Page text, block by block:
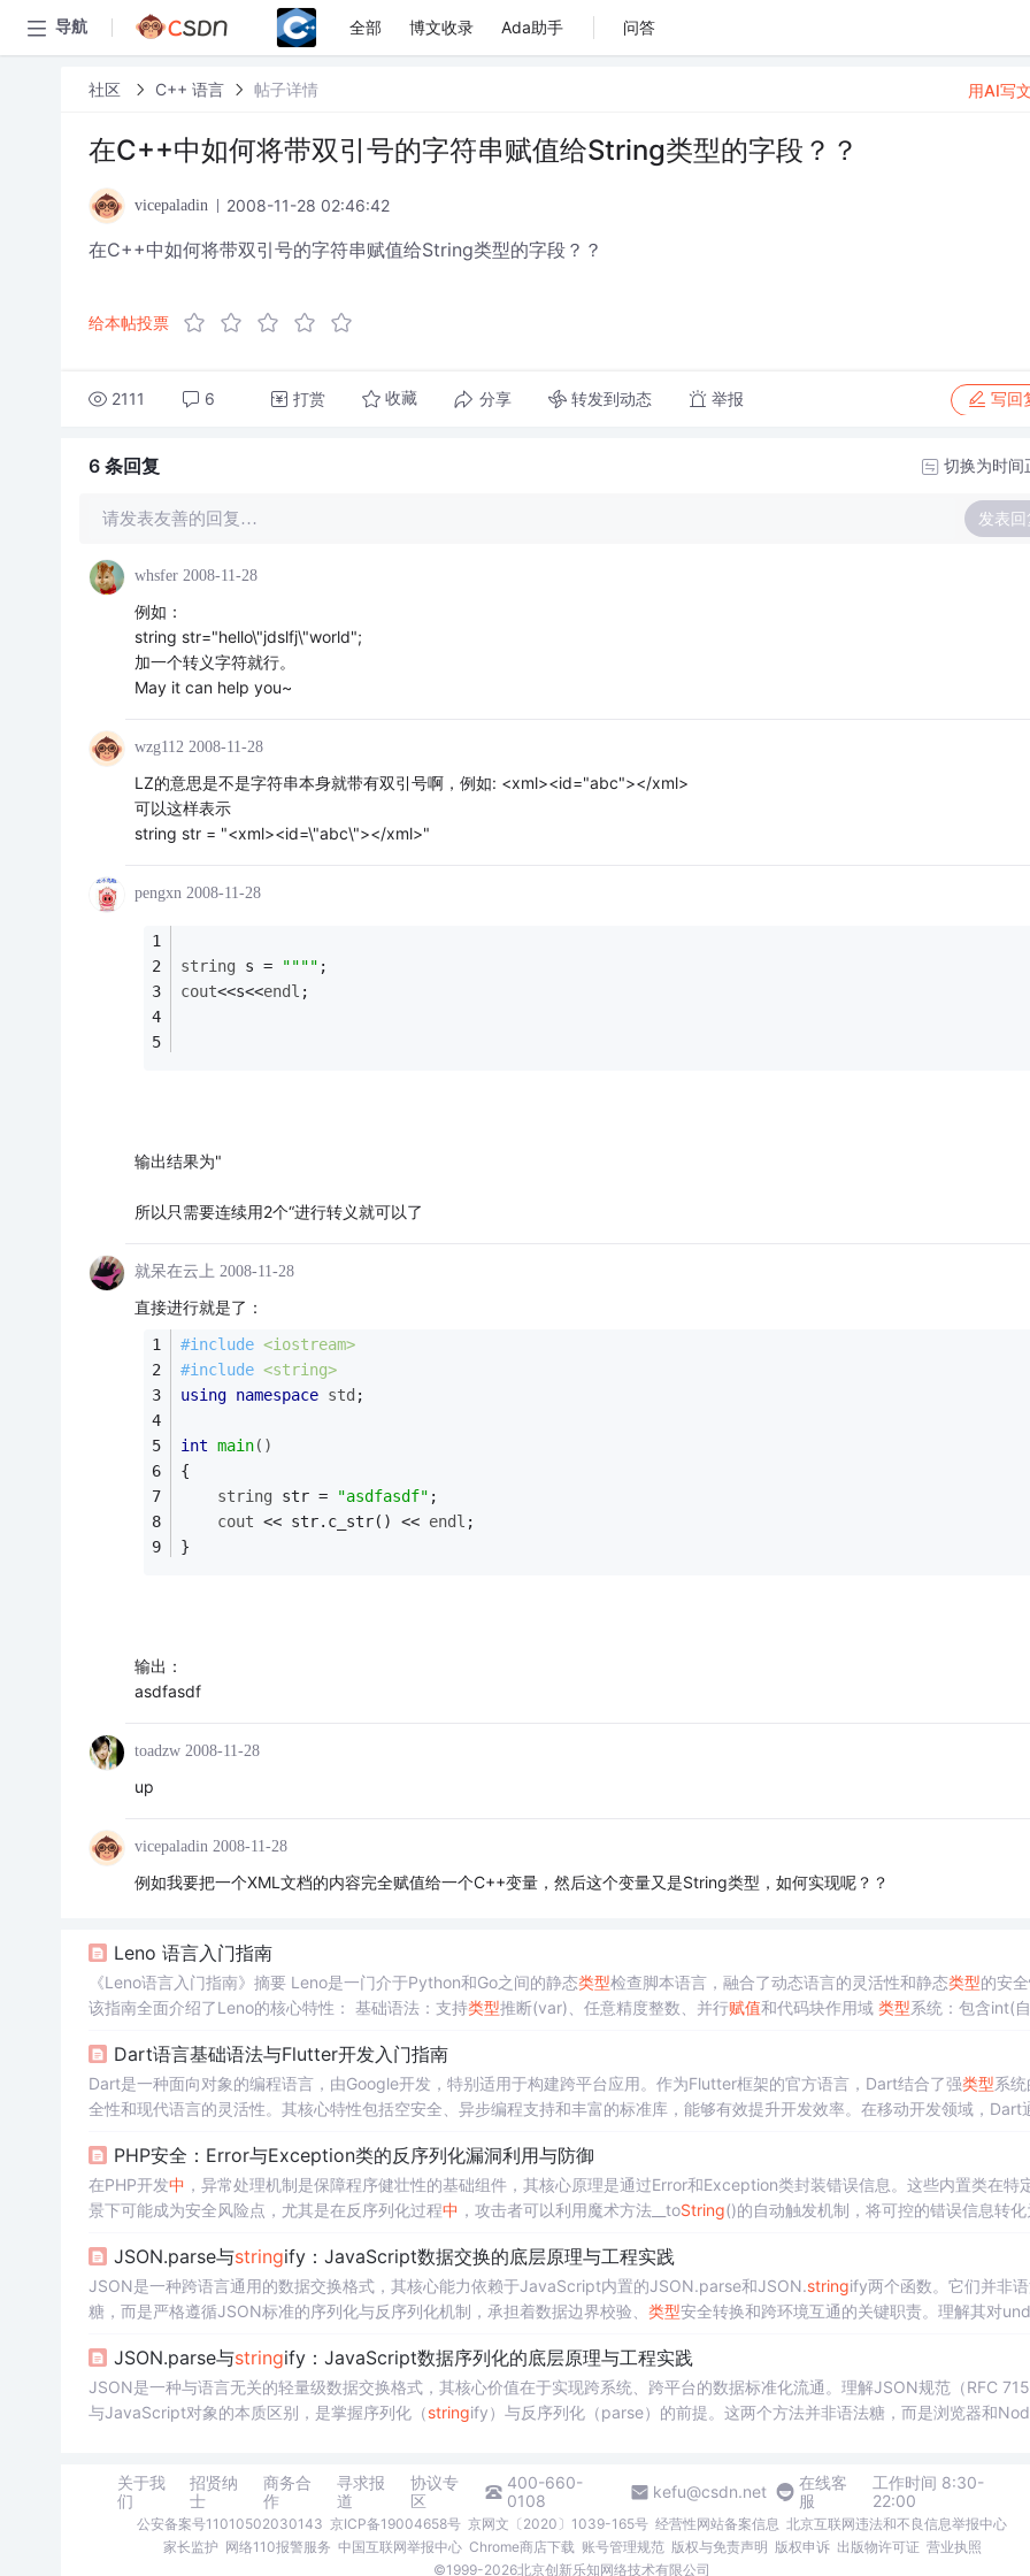
导航 全部 博文收录 Ada助手 问答
社区 C++ 语言 帖子详情
在C++中如何将带双引号的字符串赋值给String类型的字段？？
vicepaladin 2008-11-28 02:46:42
在C++中如何将带双引号的字符串赋值给String类型的字段？？
给本帖投票
2111 6 打赏 收藏 分享 转发到动态 举报 写回
用AI写
6 条回复 切换为时间
请发表友善的回复… 发表回
whsfer 2008-11-28
例如：
string str="hello\"jdslfj\"world";
加一个转义字符就行。
May it can help you~
wzg112 2008-11-28
LZ的意思是不是字符串本身就带有双引号啊，例如: <xml><id="abc"></xml>
可以这样表示
string str = "<xml><id=\"abc\"></xml>"
pengxn 2008-11-28
string s = """" ;
cout<<s<<endl ;
输出结果为"
所以只需要连续用2个“进行转义就可以了
就呆在云上 2008-11-28
直接进行就是了：
#include <iostream>
#include <string>
using namespace std ;
int main()
{
string str = "asdfasdf" ;
cout << str.c_str() << endl ;
}
输出：
asdfasdf
toadzw 2008-11-28
up
vicepaladin 2008-11-28
例如我要把一个XML文档的内容完全赋值给一个C++变量，然后这个变量又是String类型，如何实现呢？？
Leno 语言入门指南
《Leno语言入门指南》摘要 Leno是一门介于Python和Go之间的静态类型检查脚本语言，融合了动态语言的灵活性和静态类型的安全
该指南全面介绍了Leno的核心特性： 基础语法：支持类型推断(var)、任意精度整数、并行赋值和代码块作用域 类型系统：包含int(
数编程：支持高阶函数、匿名函数、闭包和默认参数 面向对象：通过struct实现，包含
Dart语言基础语法与Flutter开发入门指南
Dart是一种面向对象的编程语言，由Google开发，特别适用于构建跨平台应用。作为Flutter框架的官方语言，Dart结合了强类型系
全性和现代语言的灵活性。其核心特性包括空安全、异步编程支持和丰富的标准库，能够有效提升开发效率。在移动开发领域，Dart
和函数定义等核心概念，帮助Java/JavaScript开发者快速掌握这门语言。
PHP安全：Error与Exception类的反序列化漏洞利用与防御
在PHP开发中 ，异常处理机制是保障程序健壮性的基础组件，其核心原理是通过Error和Exception类封装错误信息。这些内置类在特
景下可能成为安全风险点，尤其是在反序列化过程中 ，攻击者可以利用魔术方法__toString()的自动触发机制，将可控的错误信息转化
日志记录、错误信息展示和数据持久化等环节，若处理不当，可能引发代码注入或敏感信息泄露。本文聚焦于PHP内置类在反序列化
JSON.parse与stringify：JavaScript数据交换的底层原理与工程实践
JSON是一种跨语言通用的数据交换格式，其核心能力依赖于JavaScript内置的JSON.parse和JSON.stringify两个函数。它们并非
糖，而是严格遵循JSON标准的序列化与反序列化机制，承担着数据边界校验、 类型安全转换和跨环境互通的关键职责。理解其对
解析其设计哲学、常见陷阱与生产级最佳实践，帮助开发者构建健壮、可维护的数据交互
JSON.parse与stringify：JavaScript数据序列化的底层原理与工程实践
JSON是一种与语言无关的轻量级数据交换格式，其核心价值在于实现跨系统、跨平台的数据标准化流通。理解JSON规范（RFC
与JavaScript对象的本质区别，是掌握序列化（stringify）与反序列化（parse）的前提。这两个方法并非语法糖，而是浏览器和
关于我
们
招贤纳
士
商务合
作
寻求报
道
协议专
区
400-660-
0108
kefu@csdn.net
在线客
服
工作时间 8:30-
22:00
公安备案号11010502030143 京ICP备19004658号 京网文〔2020〕1039-165号 经营性网站备案信息 北京互联网违法和不良信息举报中心
家长监护 网络110报警服务 中国互联网举报中心 Chrome商店下载 账号管理规范 版权与免责声明 版权申诉 出版物许可证 营业执照
©1999-2026北京创新乐知网络技术有限公司